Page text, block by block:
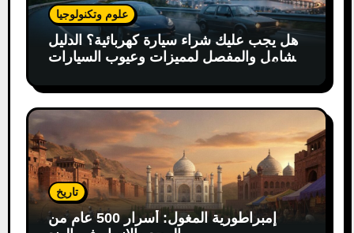
علوم وتكنولوجيا
هل يجب عليك شراء سيارة كهربائية؟ الدليل
الشامل والمفصل لمميزات وعيوب السيارات
تاريخ
إمبراطورية المغول: أسرار 500 عام من